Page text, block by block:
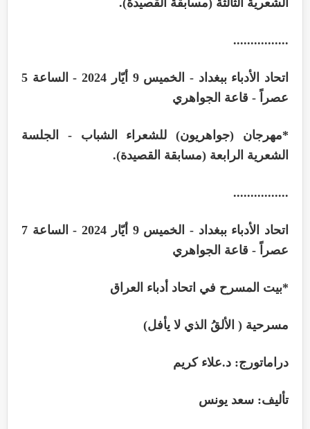
................
اتحاد الأدباء ببغداد - الخميس 9 أيّار 2024 - الساعة 5
عصراً - قاعة الجواهري
*مهرجان (جواهريون) للشعراء الشباب - الجلسة
الشعرية الرابعة (مسابقة القصيدة).
................
اتحاد الأدباء ببغداد - الخميس 9 أيّار 2024 - الساعة 7
عصراً - قاعة الجواهري
*بيت المسرح في اتحاد أدباء العراق
مسرحية ( الألقُ الذي لا يأفل)
دراماتورج: د.علاء كريم
تأليف: سعد يونس